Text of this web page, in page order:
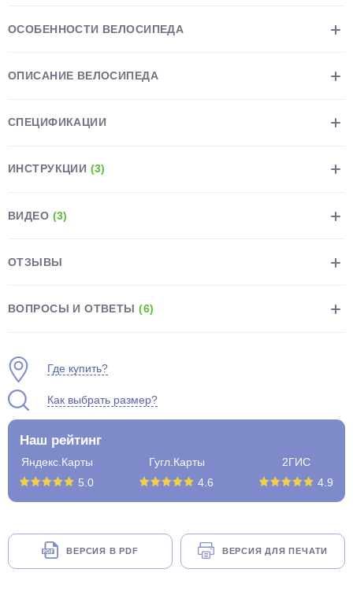
ОСОБЕННОСТИ ВЕЛОСИПЕДА
ОПИСАНИЕ ВЕЛОСИПЕДА
СПЕЦИФИКАЦИИ
ИНСТРУКЦИИ (3)
ВИДЕО (3)
ОТЗЫВЫ
ВОПРОСЫ И ОТВЕТЫ(6)
Где купить?
Как выбрать размер?
Наш рейтинг
Яндекс.Карты
5.0
Гугл.Карты
4.6
2ГИС
4.9
ВЕРСИЯ В PDF ВЕРСИЯ ДЛЯ ПЕЧАТИ
недели